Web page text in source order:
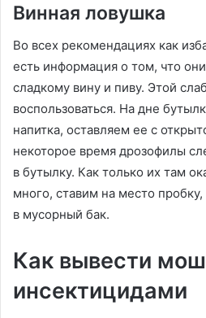
Винная ловушка
Во всех рекомендациях как
есть информация о том, что
сладкому вину и пиву. Этой
воспользоваться. На дне
напитка, оставляем ее с
некоторое время дрозофилы
в бутылку. Как только их там
много, ставим на место
в мусорный бак.
Как вывести
инсектицидами